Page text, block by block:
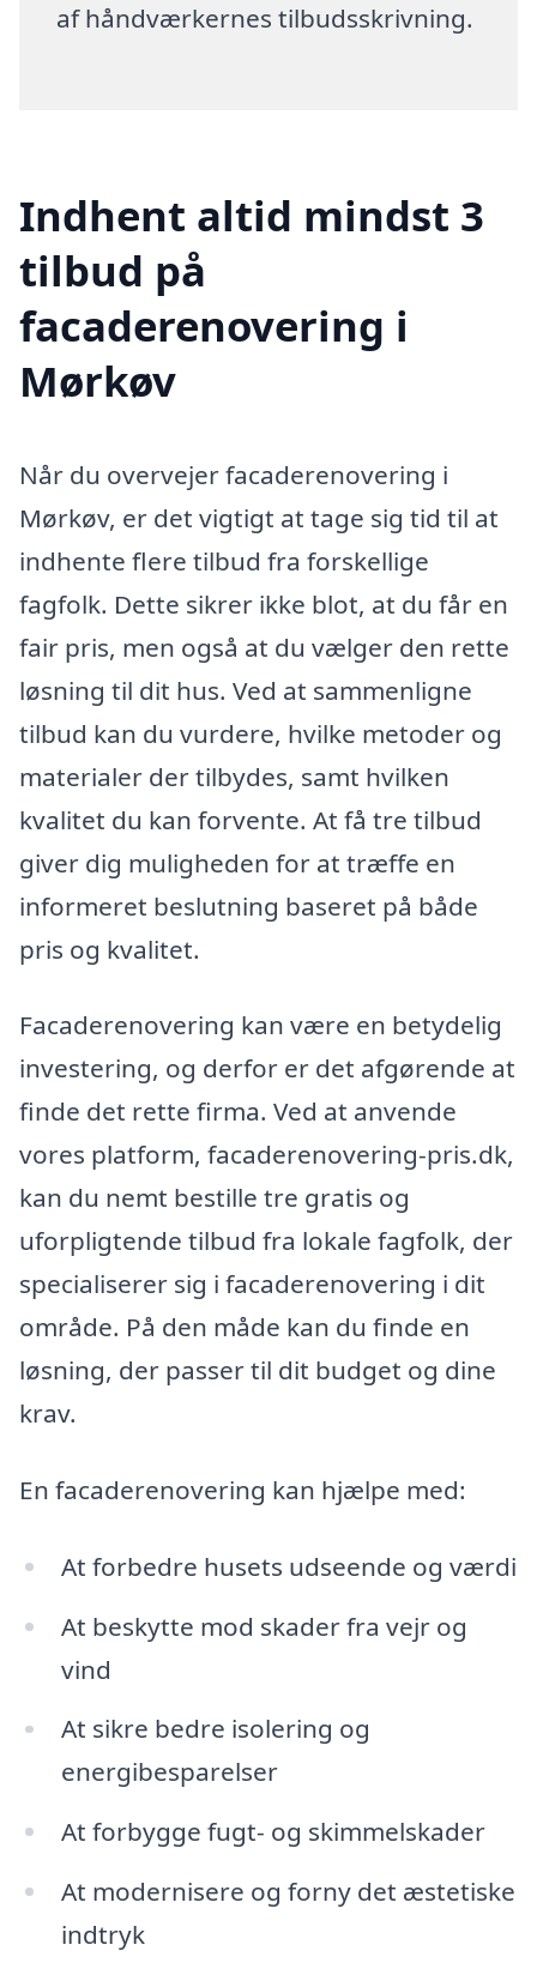
af håndværkernes tilbudsskrivning.
Indhent altid mindst 3
tilbud på
facaderenovering i
Mørkøv
Når du overvejer facaderenovering i
Mørkøv, er det vigtigt at tage sig tid til at
indhente flere tilbud fra forskellige
fagfolk. Dette sikrer ikke blot, at du får en
fair pris, men også at du vælger den rette
løsning til dit hus. Ved at sammenligne
tilbud kan du vurdere, hvilke metoder og
materialer der tilbydes, samt hvilken
kvalitet du kan forvente. At få tre tilbud
giver dig muligheden for at træffe en
informeret beslutning baseret på både
pris og kvalitet.
Facaderenovering kan være en betydelig
investering, og derfor er det afgørende at
finde det rette firma. Ved at anvende
vores platform, facaderenovering-pris.dk,
kan du nemt bestille tre gratis og
uforpligtende tilbud fra lokale fagfolk, der
specialiserer sig i facaderenovering i dit
område. På den måde kan du finde en
løsning, der passer til dit budget og dine
krav.
En facaderenovering kan hjælpe med:
At forbedre husets udseende og værdi
At beskytte mod skader fra vejr og
vind
At sikre bedre isolering og
energibesparelser
At forbygge fugt- og skimmelskader
At modernisere og forny det æstetiske
indtryk